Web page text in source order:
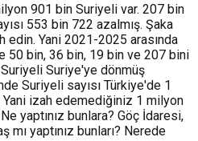
901 bin Suriyeli var. 207 bin
553 bin 722 azalmış. Şaka
Yani 2021-2025 arasında
50 bin, 36 bin, 19 bin ve 207 bini
Suriye'ye dönmüş
Suriyeli sayısı Türkiye'de 1
izah edemediğiniz 1 milyon
yaptınız bunlara? Göç İdaresi,
mı yaptınız bunları? Nerede